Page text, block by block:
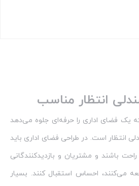
انتظار مناسب
یک فضای اداری را حرفه‌ای جلوه می‌دهد
انتظار است. در طراحی فضای اداری باید
باشند و مشتریان و بازدیدکنندگانی
می‌کنند، احساس استقبال کنند. بسیار